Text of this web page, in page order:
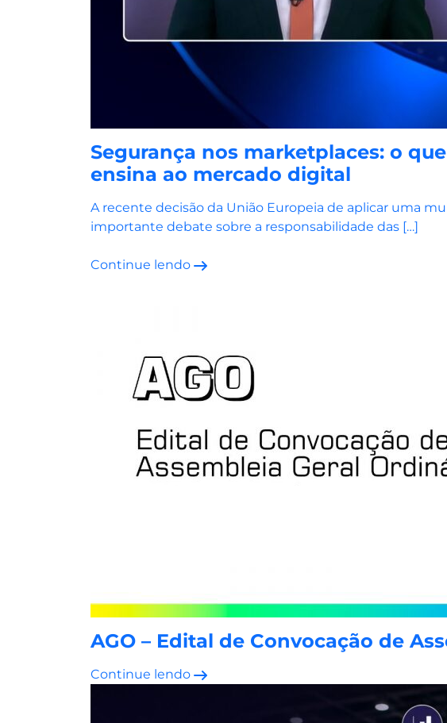
Segurança nos marketplaces: o
ensina ao mercado digital
A recente decisão da União Europeia de aplicar uma
importante debate sobre a responsabilidade das […]
Continue lendo
AGO – Edital de Convocação de
Continue lendo